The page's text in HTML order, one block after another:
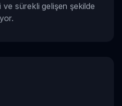
ve sürekli gelişen şekilde